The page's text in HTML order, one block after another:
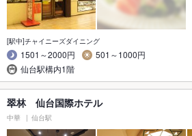
[駅中]チャイニーズダイニング
1501～2000円
501～1000円
仙台駅構内1階
翠林 仙台国際ホテル
中華 仙台駅